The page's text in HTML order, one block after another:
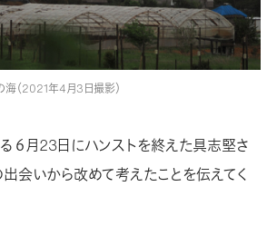
（2021年4月3日撮影）
６月23日にハンストを終えた具志堅さ
会いから改めて考えたことを伝えてく